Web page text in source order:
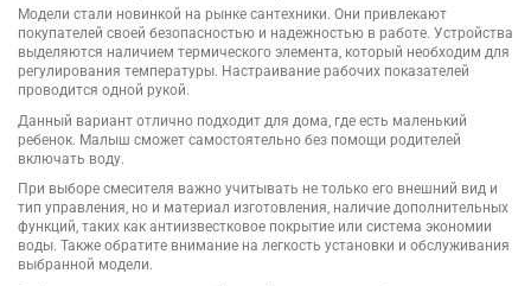
Модели стали новинкой на рынке сантехники. Они привлекают
покупателей своей безопасностью и надежностью в работе. Устройства
выделяются наличием термического элемента, который необходим для
регулирования температуры. Настраивание рабочих показателей
проводится одной рукой.
Данный вариант отлично подходит для дома, где есть маленький
ребенок. Малыш сможет самостоятельно без помощи родителей
включать воду.
При выборе смесителя важно учитывать не только его внешний вид и
тип управления, но и материал изготовления, наличие дополнительных
функций, таких как антиизвестковое покрытие или система экономии
воды. Также обратите внимание на легкость установки и обслуживания
выбранной модели.